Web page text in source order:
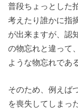
普段ちょっとした
考えたり誰かに指
が出来ますが、認
の物忘れと違って
ような物忘れであ
そのため、例えば
を喪失してしまっ